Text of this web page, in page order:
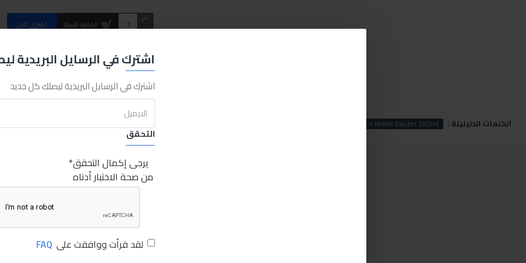
اشترك في الرسايل البريدية
اشترك في الرسايل البريدية ليصلك كل جديد
التحقق
يرجى إكمال التحقق
من صحة الاختبار أدناه
لقد قرأت ووافقت على FAQ
اضافة للسلة اشتري الان
REQUEST MORE INFO
الكلمات الدليليلة : Mannol Motor Doctor 350ml